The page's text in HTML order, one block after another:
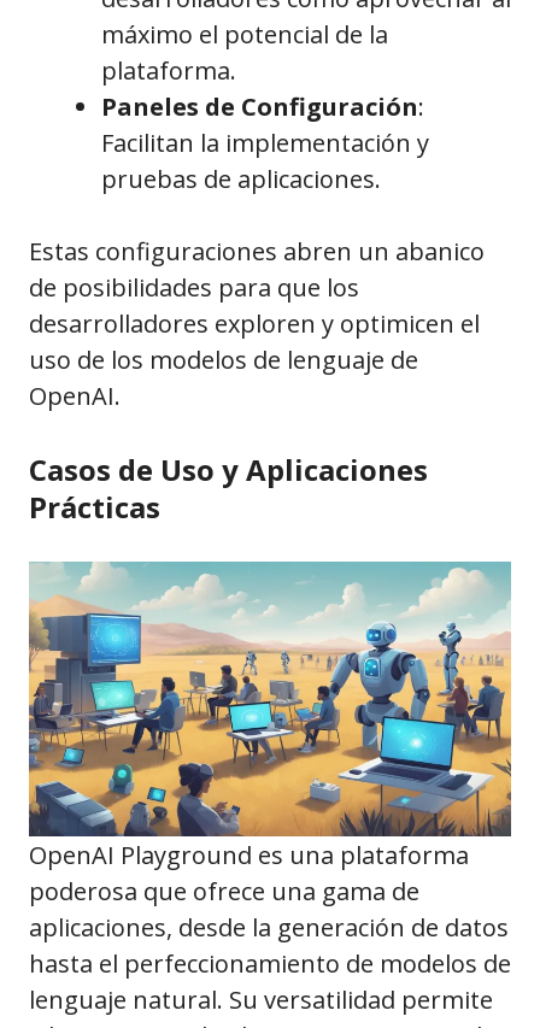
máximo el potencial de la
plataforma.
Paneles de Configuración:
Facilitan la implementación y
pruebas de aplicaciones.
Estas configuraciones abren un abanico
de posibilidades para que los
desarrolladores exploren y optimicen el
uso de los modelos de lenguaje de
OpenAI.
Casos de Uso y Aplicaciones
Prácticas
OpenAI Playground es una plataforma
poderosa que ofrece una gama de
aplicaciones, desde la generación de datos
hasta el perfeccionamiento de modelos de
lenguaje natural. Su versatilidad permite